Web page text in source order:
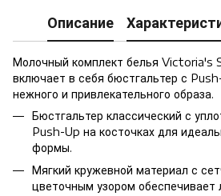
Описание
Молочный комплект белья Victoria's
включает в себя бюстгальтер с
нежного и привлекательного образа.
Бюстгальтер классический с
Push-Up на косточках для
формы.
Мягкий кружевной материал с
цветочным узором обеспечивает